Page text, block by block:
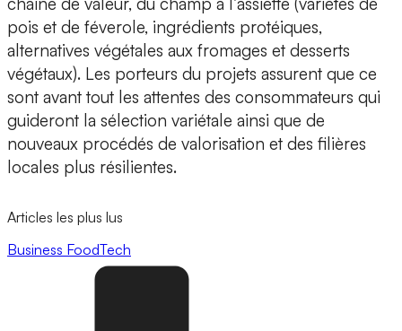
pois et de féverole, ingrédients protéiques,
alternatives végétales aux fromages et desserts
végétaux). Les porteurs du projets assurent que ce
sont avant tout les attentes des consommateurs qui
guideront la sélection variétale ainsi que de
nouveaux procédés de valorisation et des filières
locales plus résilientes.
Articles les plus lus
Business FoodTech